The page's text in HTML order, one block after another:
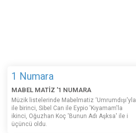
1 Numara
MABEL MATİZ '1 NUMARA
Müzik listelerinde Mabelmatiz ‘Umrumdışı'yla
ile birinci, Sibel Can ile Eypio 'Kıyamam'la
ikinci, Oğuzhan Koç 'Bunun Adı Aşksa' ile i
üçüncü oldu.